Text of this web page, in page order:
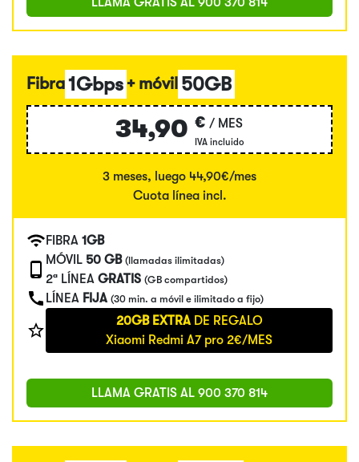
Fibra1Gbps + móvil 50GB
34,90 € / MES
IVA incluido
3 meses, luego 44,90€/mes
Cuota línea incl.
FIBRA 1GB
MÓVIL 50 GB (llamadas ilimitadas)
2ª LÍNEA GRATIS (GB compartidos)
LÍNEA FIJA (30 min. a móvil e ilimitado a fijo)
20GB EXTRADE REGALO
Xiaomi Redmi A7 pro 2€/MES
LLAMA GRATIS AL 900 370 814